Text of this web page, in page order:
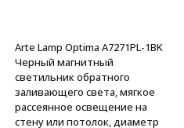
Arte Lamp Optima A7271PL-1BK
Черный магнитный
светильник обратного
заливающего света, мягкое
рассеянное освещение на
стену или потолок, диаметр